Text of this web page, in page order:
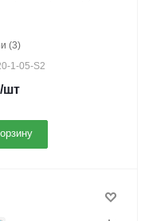
(3)
1-05-S2
/шт